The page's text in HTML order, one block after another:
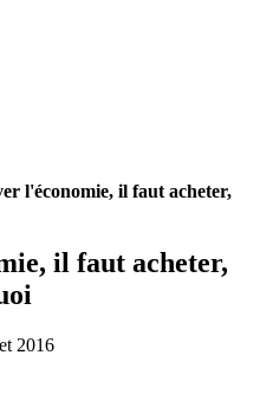
l'économie, il faut acheter,
il faut acheter,
2016